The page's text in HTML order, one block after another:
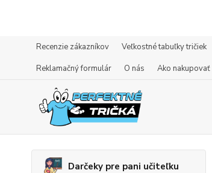
Recenzie zákazníkov Veľkostné tabuľky tričiek
Reklamačný formulár
O nás Ako nakupovať
Darčeky pre pani učiteľku